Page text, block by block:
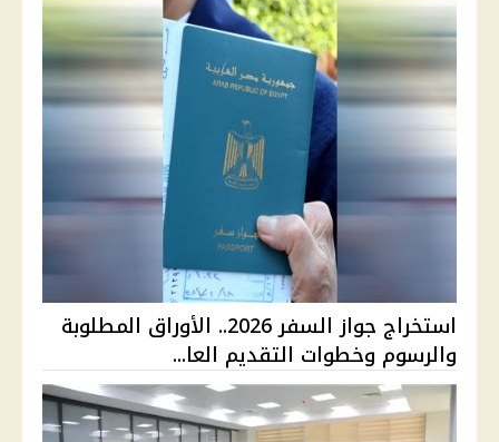
استخراج جواز السفر 2026.. الأوراق المطلوبة
والرسوم وخطوات التقديم العا...